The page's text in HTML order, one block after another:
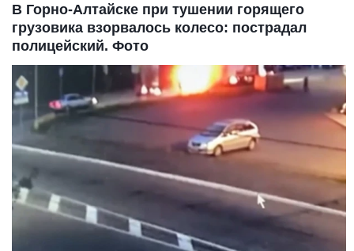
В Горно-Алтайске при тушении горящего
грузовика взорвалось колесо: пострадал
полицейский. Фото